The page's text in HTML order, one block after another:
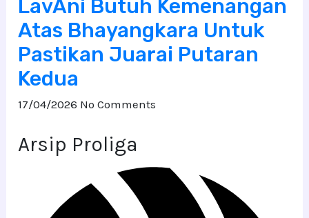
LavAni Butuh Kemenangan
Atas Bhayangkara Untuk
Pastikan Juarai Putaran
Kedua
17/04/2026 No Comments
Arsip Proliga